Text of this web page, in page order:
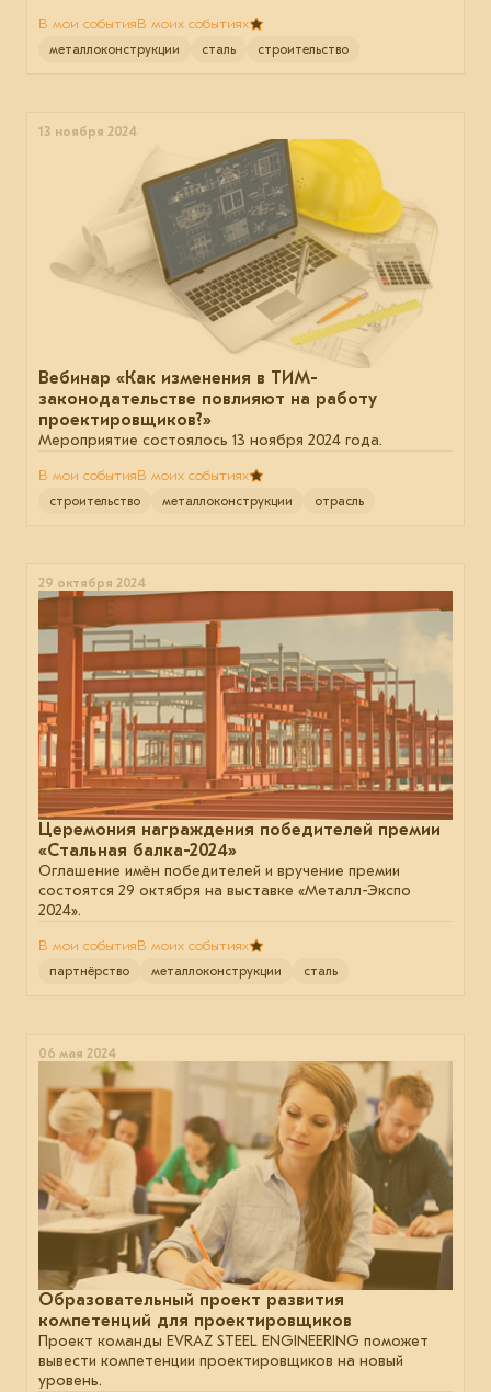
В мои событияВ моих событиях
металлоконструкции сталь строительство
13 ноября 2024
Вебинар «Как изменения в ТИМ-
законодательстве повлияют на работу
проектировщиков?»
Мероприятие состоялось 13 ноября 2024 года.
В мои событияВ моих событиях
строительство металлоконструкции отрасль
29 октября 2024
Церемония награждения победителей премии
«Стальная балка-2024»
Оглашение имён победителей и вручение премии
состоятся 29 октября на выставке «Металл-Экспо
2024».
В мои событияВ моих событиях
партнёрство металлоконструкции сталь
06 мая 2024
Образовательный проект развития
компетенций для проектировщиков
Проект команды EVRAZ STEEL ENGINEERING поможет
вывести компетенции проектировщиков на новый
уровень.